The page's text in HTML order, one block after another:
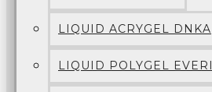
LIQUID ACRYGEL DNKA
LIQUID POLYGEL